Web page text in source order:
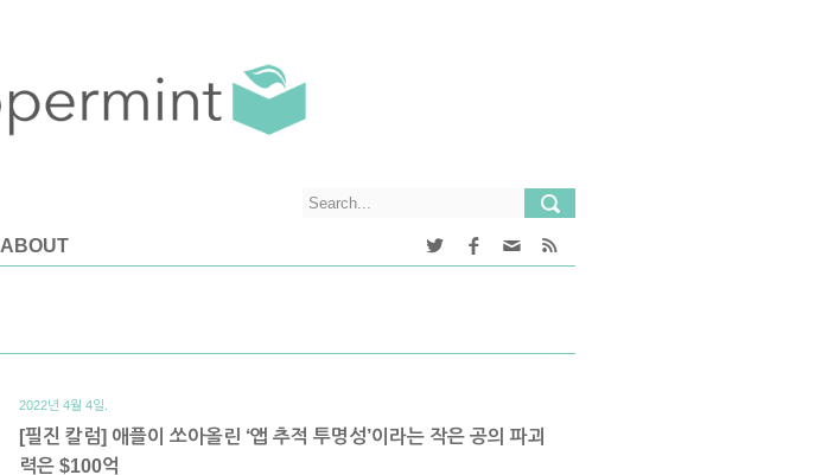
ABOUT
2022년 4월 4일.
[필진 칼럼] 애플이 쏘아올린 ‘앱 추적 투명성’이라는 작은 공의 파괴
력은 $100억